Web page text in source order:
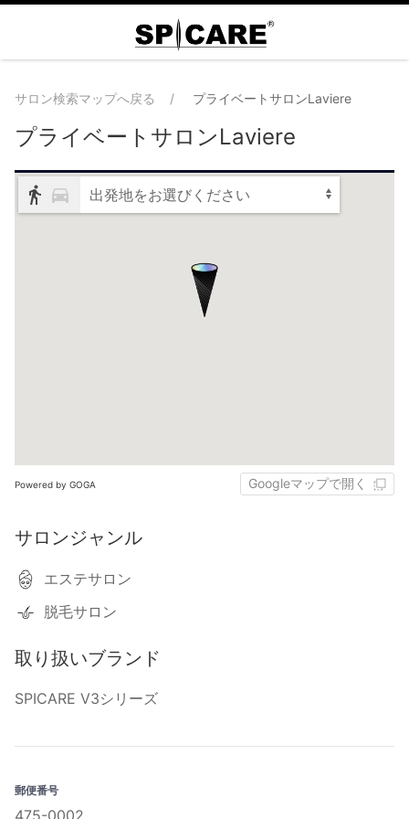
サロン検索マップへ戻る プライベートサロンLaviere
プライベートサロンLaviere
出発地をお選びください
Powered by GOGA Googleマップで開く
サロンジャンル
エステサロン
脱毛サロン
取り扱いブランド
SPICARE V3シリーズ
郵便番号